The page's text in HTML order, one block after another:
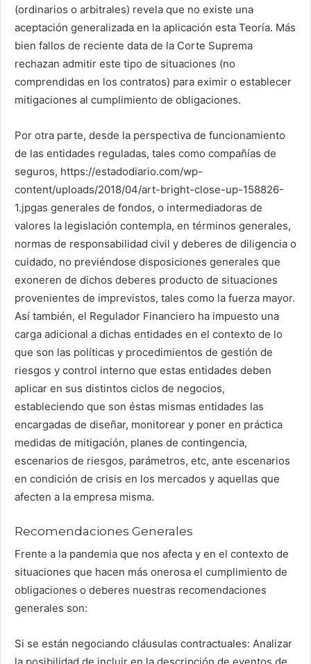
(ordinarios o arbitrales) revela que no existe una
aceptación generalizada en la aplicación esta Teoría. Más
bien fallos de reciente data de la Corte Suprema
rechazan admitir este tipo de situaciones (no
comprendidas en los contratos) para eximir o establecer
mitigaciones al cumplimiento de obligaciones.
Por otra parte, desde la perspectiva de funcionamiento
de las entidades reguladas, tales como compañías de
seguros, https://estadodiario.com/wp-
content/uploads/2018/04/art-bright-close-up-158826-
1.jpgas generales de fondos, o intermediadoras de
valores la legislación contempla, en términos generales,
normas de responsabilidad civil y deberes de diligencia o
cuidado, no previéndose disposiciones generales que
exoneren de dichos deberes producto de situaciones
provenientes de imprevistos, tales como la fuerza mayor.
Así también, el Regulador Financiero ha impuesto una
carga adicional a dichas entidades en el contexto de lo
que son las políticas y procedimientos de gestión de
riesgos y control interno que estas entidades deben
aplicar en sus distintos ciclos de negocios,
estableciendo que son éstas mismas entidades las
encargadas de diseñar, monitorear y poner en práctica
medidas de mitigación, planes de contingencia,
escenarios de riesgos, parámetros, etc, ante escenarios
en condición de crisis en los mercados y aquellas que
afecten a la empresa misma.
Recomendaciones Generales
Frente a la pandemia que nos afecta y en el contexto de
situaciones que hacen más onerosa el cumplimiento de
obligaciones o deberes nuestras recomendaciones
generales son:
Si se están negociando cláusulas contractuales: Analizar